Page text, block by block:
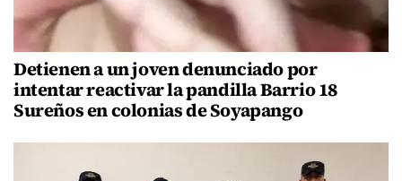
Detienen a un joven denunciado por
intentar reactivar la pandilla Barrio 18
Sureños en colonias de Soyapango